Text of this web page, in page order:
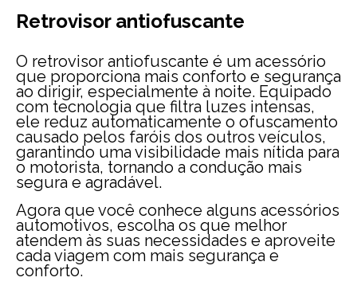
Retrovisor antiofuscante
O retrovisor antiofuscante é um acessório
que proporciona mais conforto e segurança
ao dirigir, especialmente à noite. Equipado
com tecnologia que filtra luzes intensas,
ele reduz automaticamente o ofuscamento
causado pelos faróis dos outros veículos,
garantindo uma visibilidade mais nítida para
o motorista, tornando a condução mais
segura e agradável.
Agora que você conhece alguns acessórios
automotivos, escolha os que melhor
atendem às suas necessidades e aproveite
cada viagem com mais segurança e
conforto.